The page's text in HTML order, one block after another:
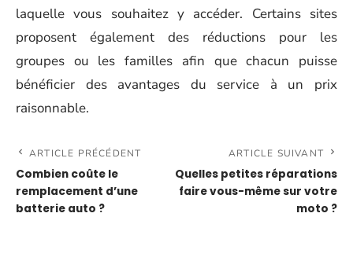
laquelle vous souhaitez y accéder. Certains sites
proposent également des réductions pour les
groupes ou les familles afin que chacun puisse
bénéficier des avantages du service à un prix
raisonnable.
ARTICLE PRÉCÉDENT
Combien coûte le
remplacement d’une
batterie auto ?
ARTICLE SUIVANT
Quelles petites réparations
faire vous-même sur votre
moto ?